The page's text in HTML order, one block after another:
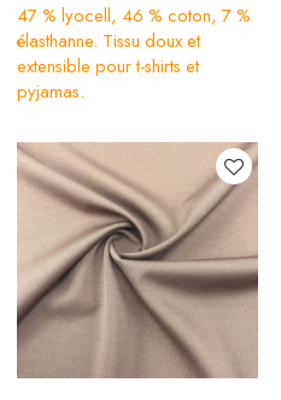
47 % lyocell, 46 % coton, 7 %
élasthanne. Tissu doux et
extensible pour t-shirts et
pyjamas.